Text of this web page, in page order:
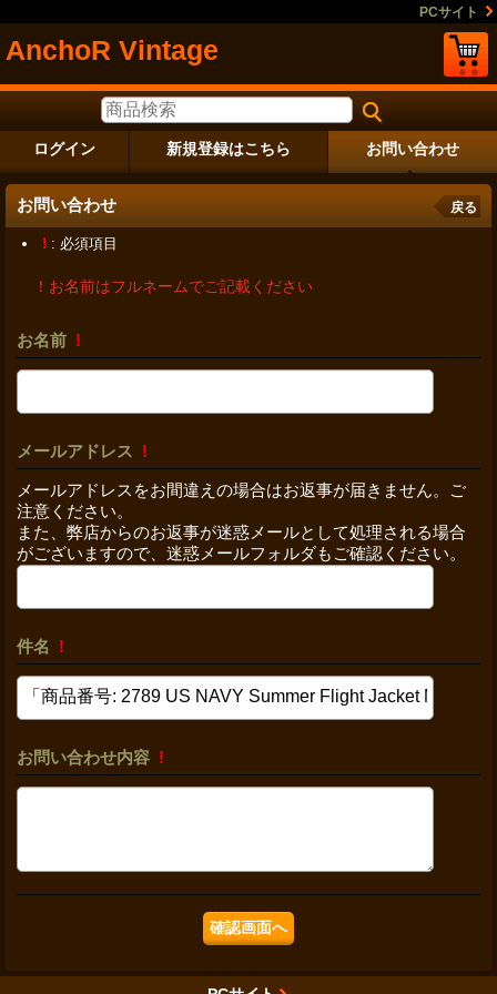
PCサイト
AnchoR Vintage
ログイン 新規登録はこちら お問い合わせ
お問い合わせ 戻る
! : 必須項目
！お名前はフルネームでご記載ください
お名前 !
メールアドレス !
メールアドレスをお間違えの場合はお返事が届きません。ご
注意ください。
また、弊店からのお返事が迷惑メールとして処理される場合
がございますので、迷惑メールフォルダもご確認ください。
件名 !
お問い合わせ内容 !